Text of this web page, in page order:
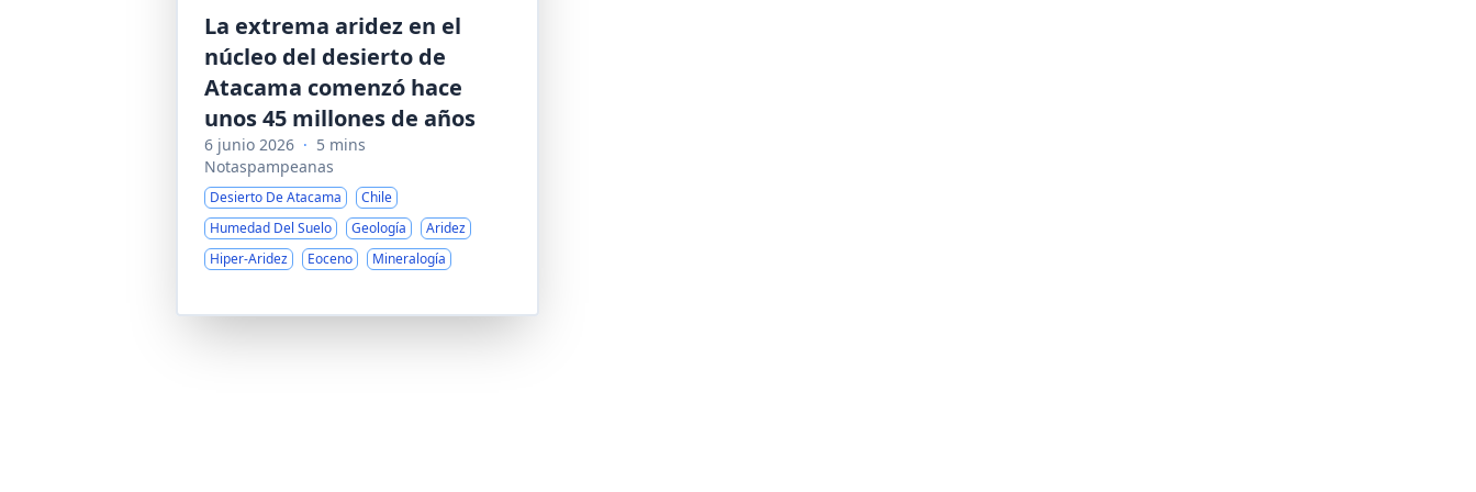
La extrema aridez en el
núcleo del desierto de
Atacama comenzó hace
unos 45 millones de años
6 junio 2026 · 5 mins
Notaspampeanas
Desierto De Atacama
Chile
Humedad Del Suelo
Geología
Aridez
Hiper-Aridez
Eoceno Mineralogía